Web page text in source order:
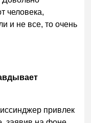
человека,
и не все, то очень
привлек